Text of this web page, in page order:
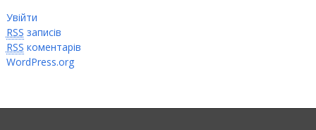
Увійти
RSS записів
RSS коментарів
WordPress.org